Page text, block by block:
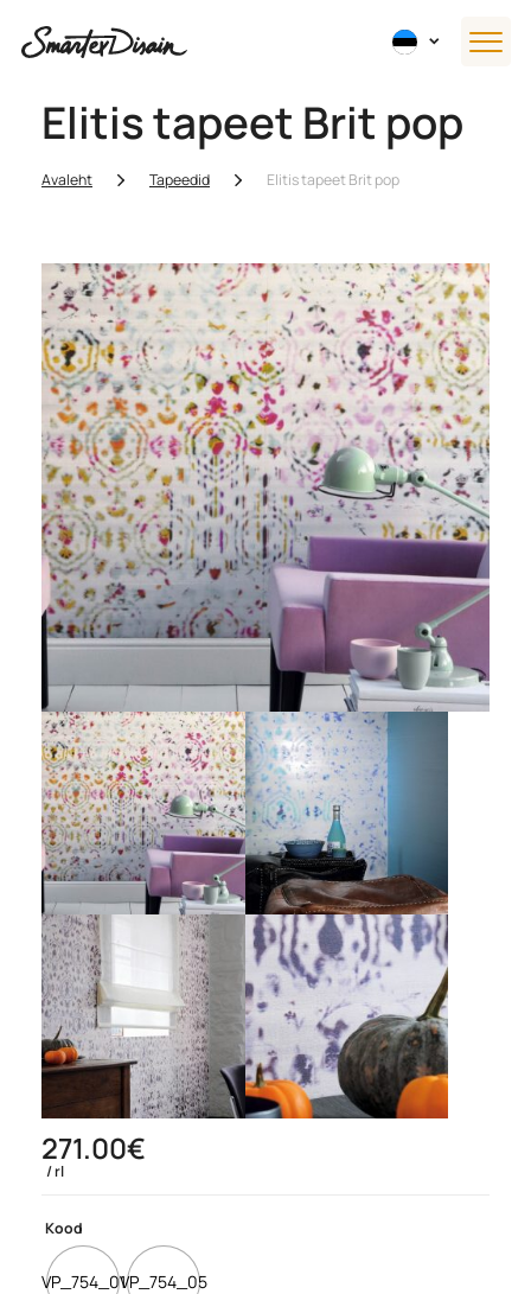
Elitis tapeet Brit pop
Avaleht Tapeedid Elitis tapeet Brit pop
271.00€
rl
Kood
VP_754_01VP_754_05